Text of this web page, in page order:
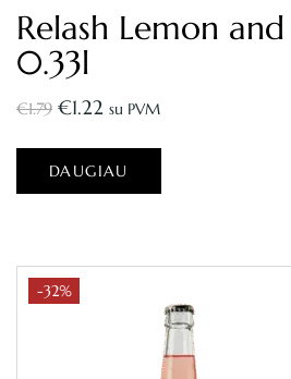
Relash Lemon
0.33l
€1.79 €1.22 su PVM
DAUGIAU
-32%